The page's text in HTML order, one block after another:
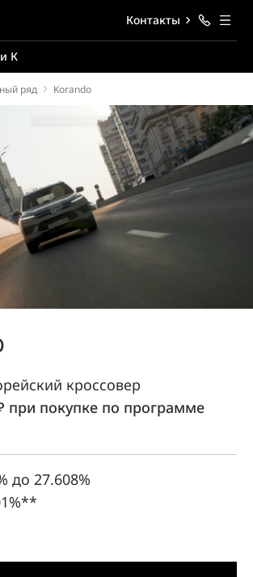
К
Контакты
ряд Korando
кроссовер
при покупке по программе
до 27.608%